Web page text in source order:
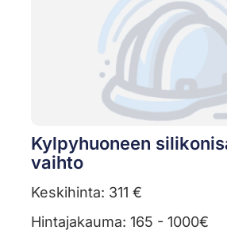
Kylpyhuoneen
vaihto
Keskihinta: 311 €
Hintajakauma: 165 - 1000€